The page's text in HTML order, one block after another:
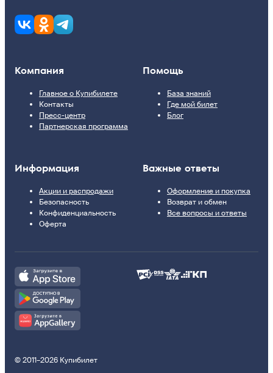
Компания
Главное о Купибилете
Контакты
Пресс-центр
Партнерская программа
Помощь
База знаний
Где мой билет
Блог
Информация
Акции и распродажи
Безопасность
Конфиденциальность
Оферта
Важные ответы
Оформление и покупка
Возврат и обмен
Все вопросы и ответы
© 2011–2026 Купибилет